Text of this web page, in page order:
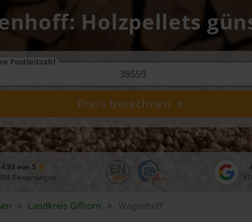
Holzpellets
Postleitzahl
Preis berechnen
4,93 von 5
Bewertungen
Landkreis Gifhorn Wagenhoff